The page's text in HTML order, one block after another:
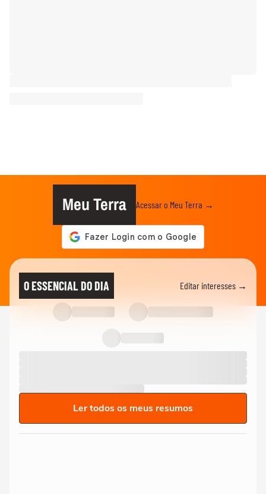
Meu Terra Acessar o Meu Terra →
O ESSENCIAL DO DIA Editar interesses →
Ler todos os meus resumos